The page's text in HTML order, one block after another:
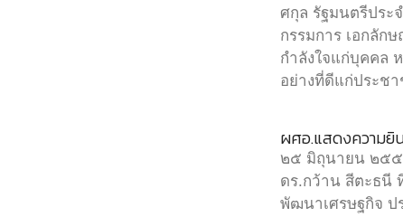
ศกุล รัฐมนตรีประ
กรรมการ เอกลัก
กำลังใจแก่บุคคล
อย่างที่ดีแก่ประช
ผศอ.แสดงความยิ
๒๕ มิถุนายน ๒๕๕
ดร.กว้าน สีตะธนี
พัฒนาเศรษฐกิจ ป